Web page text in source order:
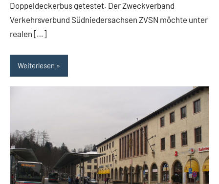
Doppeldeckerbus getestet. Der Zweckverband
Verkehrsverbund Südniedersachsen ZVSN möchte unter
realen […]
Weiterlesen